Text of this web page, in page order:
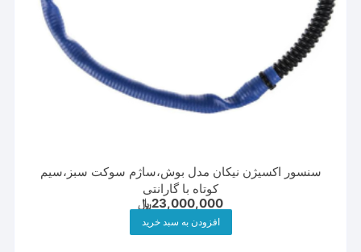
سنسور اکسیژن نیکان مدل بوش،ساژم سوکت سبز،سیم
کوتاه با گارانتی
23,000,000﷼
افزودن به سبد خرید